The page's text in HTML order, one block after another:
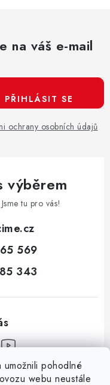
umožnili pohodlné
webu neustále
na váš e-mail
ochrany osobních údajů
PŘIHLÁSIT SE
výběrem
tu pro vás!
569
343